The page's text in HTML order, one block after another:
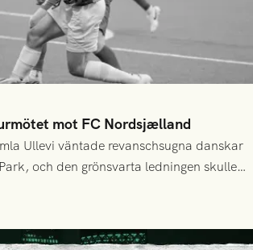
mot FC Nordsjælland
Ullevi väntade revanschsugna danskar
och den grönsvarta ledningen skulle
än kvarten spelad. På lika mark visade
grönsvarta europaäventyret tog slut.